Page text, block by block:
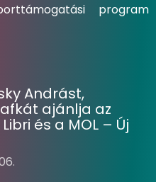
program
Andrást,
ajánlja az
és a MOL – Új